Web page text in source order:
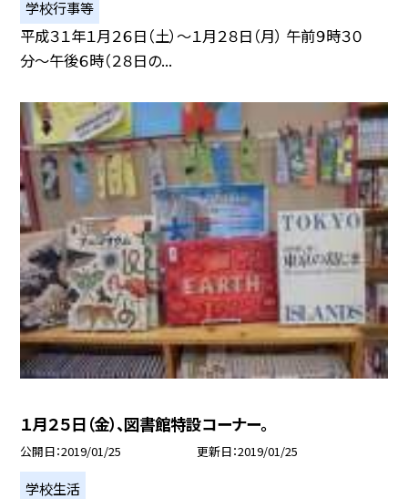
学校行事等
平成３１年１月２６日（土）〜１月２８日（月） 午前９時３０
分〜午後６時（２８日の...
１月２５日（金）、図書館特設コーナー。
公開日 2019/01/25 更新日 2019/01/25
学校生活